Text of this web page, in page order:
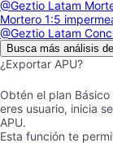
@Geztio Latam
Mortero 1:5
@Geztio Latam
Busca más análisis
¿Exportar APU?
Obtén el plan
eres usuario, inicia
APU.
Esta función te